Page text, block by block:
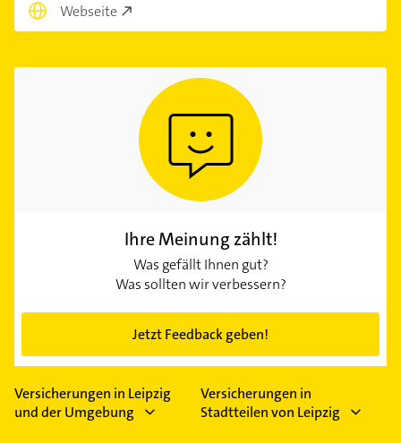
Webseite
Ihre Meinung zählt!
Was gefällt Ihnen gut?
Was sollten wir verbessern?
Jetzt Feedback geben!
Versicherungen in Leipzig
und der Umgebung
Versicherungen in
Stadtteilen von Leipzig